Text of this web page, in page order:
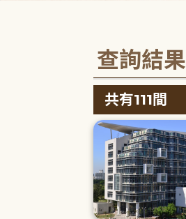
查詢結果
共有111間